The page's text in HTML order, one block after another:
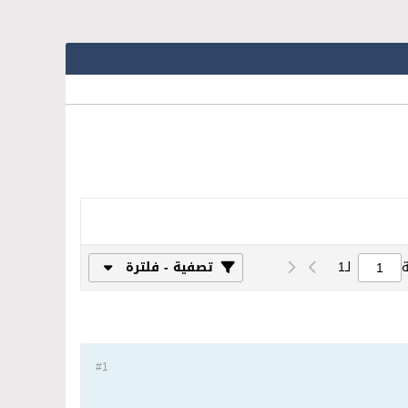
لـ1 تصفية - فلترة
#1